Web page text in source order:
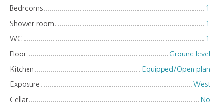
Bedrooms 1
Shower room 1
WC 1
Floor Ground level
Kitchen Equipped/Open plan
Exposure West
Cellar No